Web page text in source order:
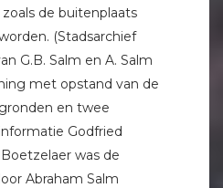
de buitenplaats
(Stadsarchief
G.B. Salm en A. Salm
met opstand van de
en twee
Godfried
was de
Abraham Salm